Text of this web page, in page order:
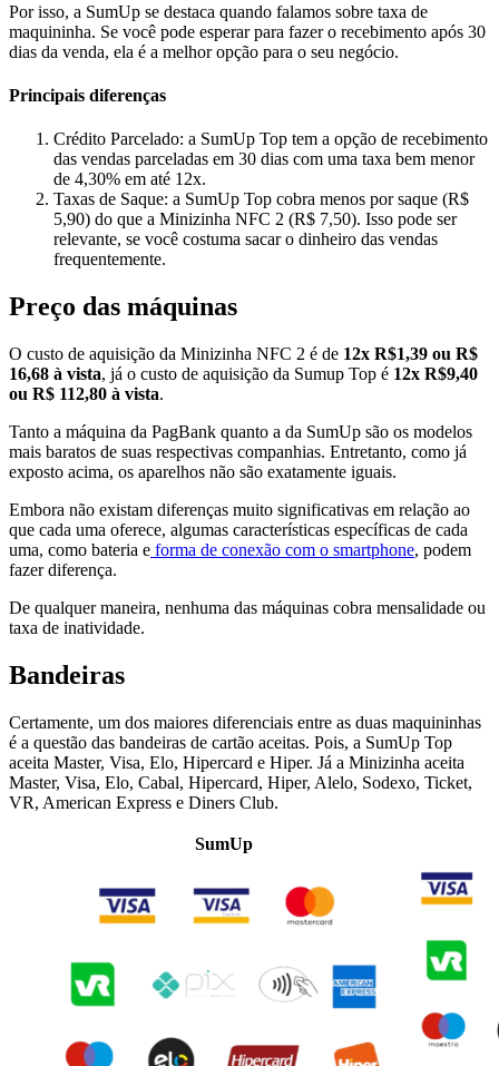
Por isso, a SumUp se destaca quando falamos sobre taxa de
maquininha. Se você pode esperar para fazer o recebimento após 30
dias da venda, ela é a melhor opção para o seu negócio.
Principais diferenças
Crédito Parcelado: a SumUp Top tem a opção de recebimento
das vendas parceladas em 30 dias com uma taxa bem menor
de 4,30% em até 12x.
Taxas de Saque: a SumUp Top cobra menos por saque (R$
5,90) do que a Minizinha NFC 2 (R$ 7,50). Isso pode ser
relevante, se você costuma sacar o dinheiro das vendas
frequentemente.
Preço das máquinas
O custo de aquisição da Minizinha NFC 2 é de 12x R$1,39 ou R$
16,68 à vista, já o custo de aquisição da Sumup Top é 12x R$9,40
ou R$ 112,80 à vista.
Tanto a máquina da PagBank quanto a da SumUp são os modelos
mais baratos de suas respectivas companhias. Entretanto, como já
exposto acima, os aparelhos não são exatamente iguais.
Embora não existam diferenças muito significativas em relação ao
que cada uma oferece, algumas características específicas de cada
uma, como bateria e forma de conexão com o smartphone, podem
fazer diferença.
De qualquer maneira, nenhuma das máquinas cobra mensalidade ou
taxa de inatividade.
Bandeiras
Certamente, um dos maiores diferenciais entre as duas maquininhas
é a questão das bandeiras de cartão aceitas. Pois, a SumUp Top
aceita Master, Visa, Elo, Hipercard e Hiper. Já a Minizinha aceita
Master, Visa, Elo, Cabal, Hipercard, Hiper, Alelo, Sodexo, Ticket,
VR, American Express e Diners Club.
SumUp